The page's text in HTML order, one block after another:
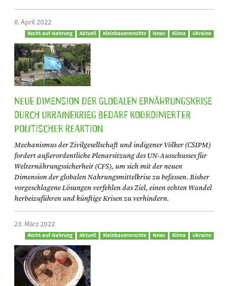
8. April 2022
Recht-auf-Nahrung Aktuell Kleinbauernrechte News Klima Ukraine
Neue Dimension der globalen Ernährungskrise
durch Ukrainekrieg bedarf koordinierter
politischer Reaktion
Mechanismus der Zivilgesellschaft und indigener Völker (CSIPM)
fordert außerordentliche Plenarsitzung des UN-Ausschusses für
Welternährungssicherheit (CFS), um sich mit der neuen
Dimension der globalen Nahrungsmittelkrise zu befassen. Bisher
vorgeschlagene Lösungen verfehlen das Ziel, einen echten Wandel
herbeizuführen und künftige Krisen zu verhindern.
23. März 2022
Recht-auf-Nahrung Aktuell Kleinbauernrechte News Klima Ukraine